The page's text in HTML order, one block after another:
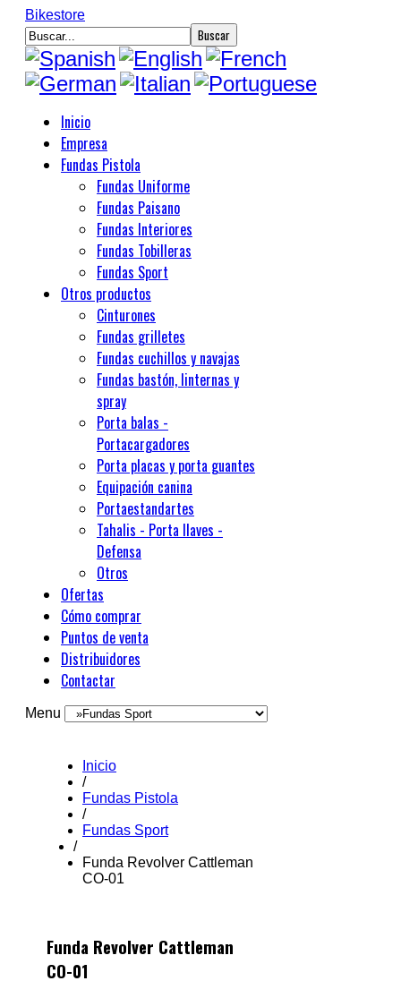
Bikestore
Inicio
Empresa
Fundas Pistola
Fundas Uniforme
Fundas Paisano
Fundas Interiores
Fundas Tobilleras
Fundas Sport
Otros productos
Cinturones
Fundas grilletes
Fundas cuchillos y navajas
Fundas bastón, linternas y
spray
Porta balas -
Portacargadores
Porta placas y porta guantes
Equipación canina
Portaestandartes
Tahalis - Porta llaves -
Defensa
Otros
Ofertas
Cómo comprar
Puntos de venta
Distribuidores
Contactar
Menu
Inicio
/
Fundas Pistola
/
Fundas Sport
/
Funda Revolver Cattleman
CO-01
Funda Revolver Cattleman
CO-01